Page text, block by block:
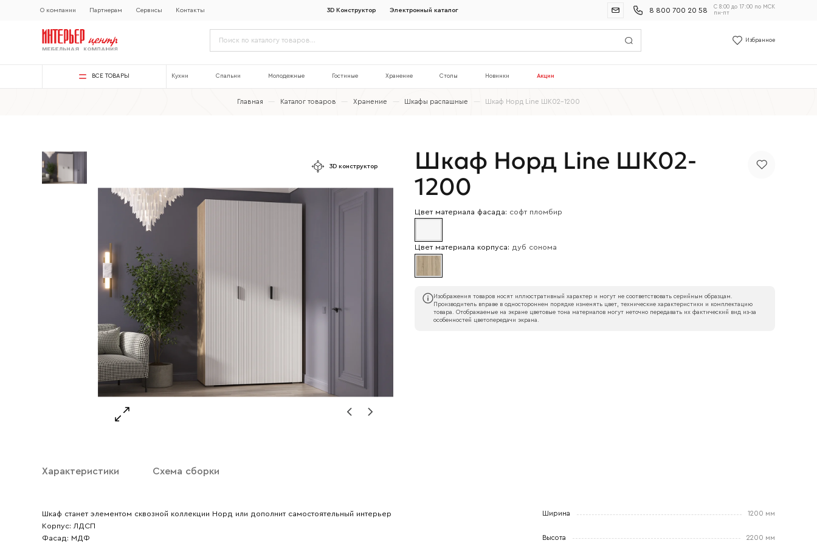
О компании Партнерам Сервисы Контакты 3D Конструктор Электронный каталог 8 800 700 20 58
С 8:00 до 17:00 по МСК
пн-пт
Избранное
ВСЕ ТОВАРЫ Кухни Спальни Молодежные Гостиные Хранение Столы Новинки Акции
Главная — Каталог товаров — Хранение — Шкафы распашные — Шкаф Норд Line ШК02-1200
3D конструктор
Шкаф Норд Line ШК02-
1200
Цвет материала фасада: софт пломбир
Цвет материала корпуса: дуб сонома
Изображения товаров носят иллюстративный характер и могут не соответствовать серийным образцам.
Производитель вправе в одностороннем порядке изменять цвет, технические характеристики и комплектацию
товара. Отображаемые на экране цветовые тона материалов могут неточно передавать их фактический вид из‑за
особенностей цветопередачи экрана.
Характеристики Схема сборки
Шкаф станет элементом сквозной коллекции Норд или дополнит самостоятельный интерьер
Корпус: ЛДСП
Фасад: МДФ
Ширина 1200 мм
Высота 2200 мм